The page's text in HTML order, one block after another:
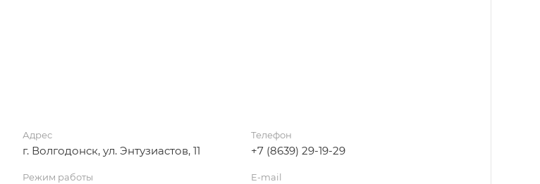
Адрес
г. Волгодонск, ул. Энтузиастов, 11
Режим работы
Телефон
+7 (8639) 29-19-29
E-mail